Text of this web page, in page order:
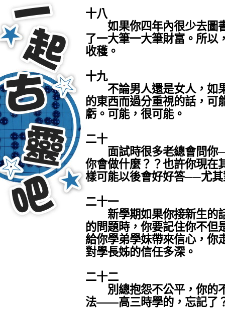
十八
如果你四年內很少去圖
了一大筆一大筆財富。所以
收穫。
十九
不論男人還是女人，如
的東西而過分重視的話，可
虧。可能，很可能。
二十
面試時很多老總會問你
你會做什麼？？也許你現在
樣可能以後會好好答──尤
二十一
新學期如果你接新生的
的問題時，你要記住你不但
給你學弟學妹帶來信心，你
對學長姊的信任多深。
二十二
別總抱怨不公平，你的
法——高三時學的，忘記了